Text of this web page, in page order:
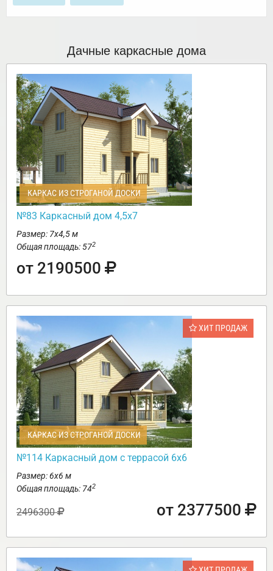
Дачные каркасные дома
КАРКАС ИЗ СТРОГАНОЙ ДОСКИ
№83 Каркасный дом 4,5х7
Размер: 7х4,5 м
Общая площадь: 572
от 2190500
ХИТ ПРОДАЖ
КАРКАС ИЗ СТРОГАНОЙ ДОСКИ
№114 Каркасный дом с террасой 6х6
Размер: 6х6 м
Общая площадь: 742
2496300 от 2377500